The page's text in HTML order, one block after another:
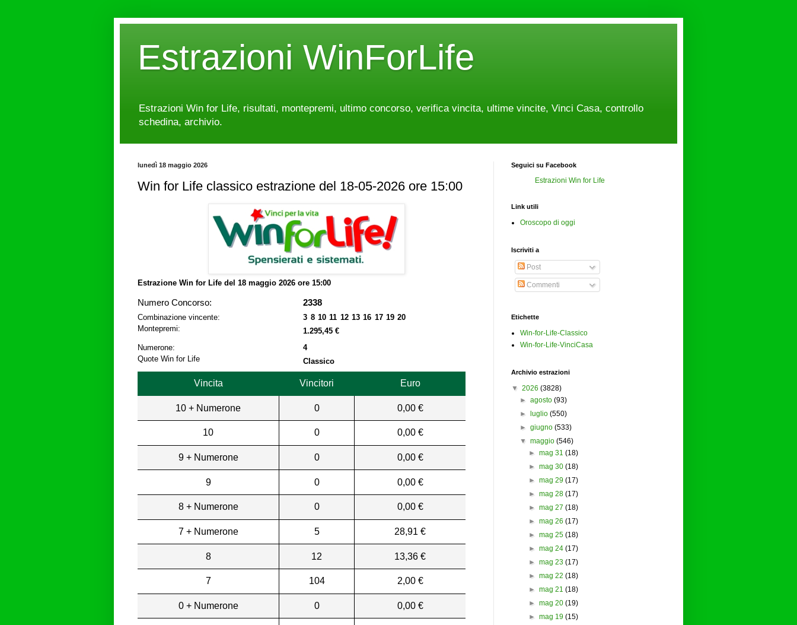
Estrazioni WinForLife
Estrazioni Win for Life, risultati, montepremi, ultimo concorso, verifica vincita, ultime vincite, Vinci Casa, controllo
schedina, archivio.
lunedì 18 maggio 2026
Win for Life classico estrazione del 18-05-2026 ore 15:00
Estrazione Win for Life del 18 maggio 2026 ore 15:00
Numero Concorso: 2338
Combinazione vincente:
3 8 10 11 12 13 16 17 19 20
Montepremi:
1.295,45 €
Numerone:
4
Quote Win for Life
Classico
Vincita Vincitori Euro
10 + Numerone 0 0,00 €
10 0 0,00 €
9 + Numerone 0 0,00 €
9 0 0,00 €
8 + Numerone 0 0,00 €
7 + Numerone 5 28,91 €
8 12 13,36 €
7 104 2,00 €
0 + Numerone 0 0,00 €
Seguici su Facebook
Estrazioni Win for Life
Link utili
Oroscopo di oggi
Iscriviti a
Post
Commenti
Etichette
Win-for-Life-Classico
Win-for-Life-VinciCasa
Archivio estrazioni
▼ 2026 (3828)
►agosto (93)
►
luglio (550)
►giugno (533)
▼ maggio (546)
► mag 31 (18)
► mag 30 (18)
► mag 29 (17)
► mag 28 (17)
► mag 27 (18)
► mag 26 (17)
► mag 25 (18)
► mag 24 (17)
► mag 23 (17)
► mag 22 (18)
► mag 21 (18)
► mag 20 (19)
► mag 19 (15)